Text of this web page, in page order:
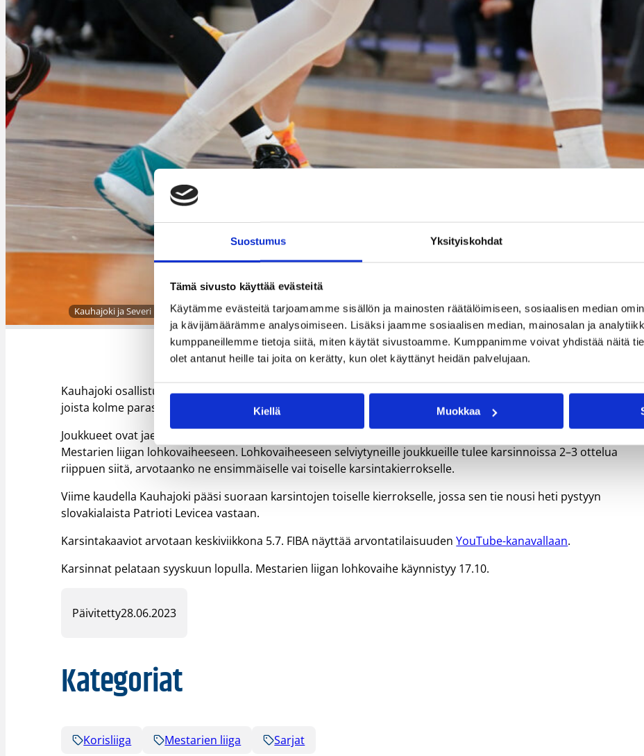
Suostumus Yksityiskohdat
Tämä sivusto käyttää evästeitä
Käytämme evästeitä tarjoamamme sisällön ja mainosten räätälöimiseen, sosiaalisen median
ja kävijämäärämme analysoimiseen. Lisäksi jaamme sosiaalisen median, mainosalan ja
kumppaneillemme tietoja siitä, miten käytät sivustoamme. Kumppanimme voivat yhdistää näitä
olet antanut heille tai joita on kerätty, kun olet käyttänyt heidän palvelujaan.
Kiellä Muokkaa
Kauhajoki ja Severi Kaukiainen metsästävät Mestarien liigan lohkovaiheeseen syyskuun lopulla pelattavien karsintojen kautta. Kuva: Ville
Kauhajoki osallistuu Mestarien liigan karsintaan viime kauden tapaan. Mukana karsinnoissa on 24 joukkuetta,
joista kolme parasta saavat paikan tulevan kauden Mestarien liigan lohkovaiheeseen.
Joukkueet ovat jaettu kolmeen kahdeksan joukkueen kaavioon, joiden parhaat pääsevät kaudeksi 2023–24
Mestarien liigan lohkovaiheeseen. Lohkovaiheeseen selviytyneille joukkueille tulee karsinnoissa 2–3 ottelua
riippuen siitä, arvotaanko ne ensimmäiselle vai toiselle karsintakierrokselle.
Viime kaudella Kauhajoki pääsi suoraan karsintojen toiselle kierrokselle, jossa sen tie nousi heti pystyyn
slovakialaista Patrioti Levicea vastaan.
Karsintakaaviot arvotaan keskiviikkona 5.7. FIBA näyttää arvontatilaisuudenYouTube-kanavallaan.
Karsinnat pelataan syyskuun lopulla. Mestarien liigan lohkovaihe käynnistyy 17.10.
Päivitetty28.06.2023
Kategoriat
Korisliiga Mestarien liiga Sarjat